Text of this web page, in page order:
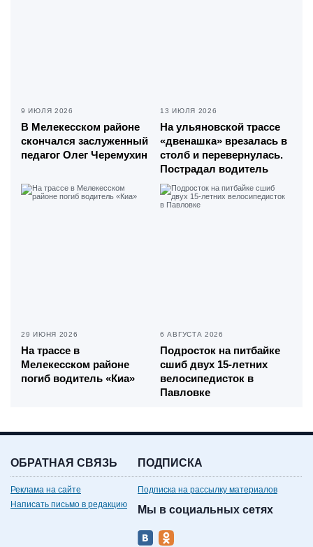
9 ИЮЛЯ 2026
В Мелекесском районе
скончался заслуженный
педагог Олег Черемухин
13 ИЮЛЯ 2026
На ульяновской трассе
«двенашка» врезалась в
столб и перевернулась.
Пострадал водитель
29 ИЮНЯ 2026
На трассе в
Мелекесском районе
погиб водитель «Киа»
6 АВГУСТА 2026
Подросток на питбайке
сшиб двух 15-летних
велосипедисток в
Павловке
ОБРАТНАЯ СВЯЗЬ
Реклама на сайте
Написать письмо в редакцию
ПОДПИСКА
Подписка на рассылку материалов
Мы в социальных сетях